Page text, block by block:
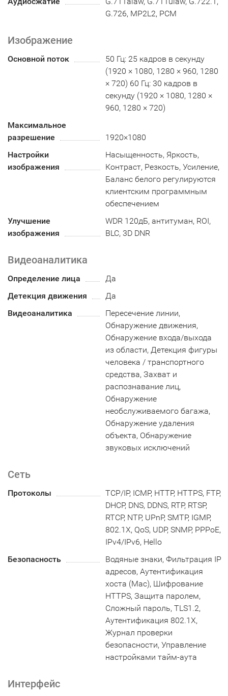
G.726, MP2L2, PCM
Изображение
Основной поток
50 Гц: 25 кадров в секунду
(1920 × 1080, 1280 × 960, 1280
× 720) 60 Гц: 30 кадров в
секунду (1920 × 1080, 1280 ×
960, 1280 × 720)
Максимальное
разрешение
1920×1080
Настройки
изображения
Насыщенность, Яркость,
Контраст, Резкость, Усиление,
Баланс белого регулируются
клиентским программным
обеспечением
Улучшение
изображения
WDR 120дБ, антитуман, ROI,
BLC, 3D DNR
Видеоаналитика
Определение лица
Да
Детекция движения
Да
Видеоаналитика
Пересечение линии,
Обнаружение движения,
Обнаружение входа/выхода
из области, Детекция фигуры
человека / транспортного
средства, Захват и
распознавание лиц,
Oбнаружение
необслуживаемого багажа,
Oбнаружение удаления
объекта, Oбнаружение
звуковых исключений
Сеть
Протоколы
TCP/IP, ICMP, HTTP, HTTPS, FTP,
DHCP, DNS, DDNS, RTP, RTSP,
RTCP, NTP, UPnP, SMTP, IGMP,
802.1X, QoS, UDP, SNMP, PPPoE,
IPv4/IPv6, Hello
Безопасность
Водяные знаки, Фильтрация IP
адресов, Аутентификация
хоста (Mac), Шифрование
HTTPS, Защита паролем,
Сложный пароль, TLS1.2,
Аутентификация 802.1X,
Журнал проверки
безопасности, Управление
настройками тайм-аута
Интерфейс